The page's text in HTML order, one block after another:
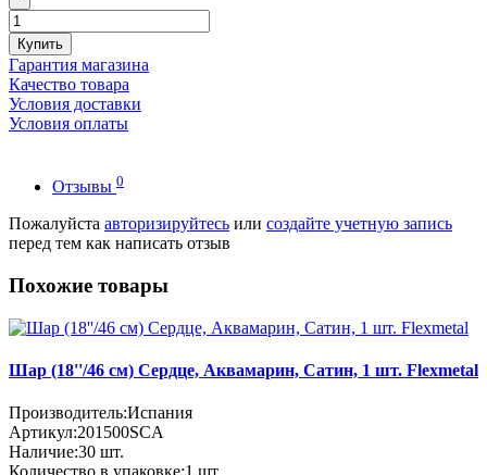
Купить
Гарантия магазина
Качество товара
Условия доставки
Условия оплаты
Отзывы 0
Пожалуйста авторизируйтесь или создайте учетную запись
перед тем как написать отзыв
Похожие товары
Шар (18''/46 см) Сердце, Аквамарин, Сатин, 1 шт. Flexmetal
Производитель:Испания
Артикул:201500SCA
Наличие:30 шт.
Количество в упаковке:1 шт